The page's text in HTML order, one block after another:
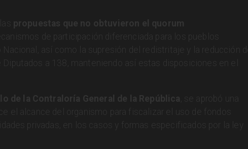
propuestas que no obtuvieron el quorum
de participación diferenciada para los pueblos
Nacional, así como la supresión del redistritaje y la reducción de
Diputados a 138, manteniendo así estas disposiciones en el
de la Contraloría General de la República
, se aprobó una
el alcance del organismo para fiscalizar el uso de fondos
privadas, en los casos y formas especificados por la ley